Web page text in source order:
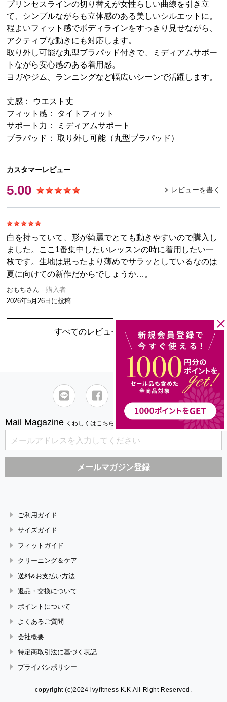
プリンセスラインの切り替えが女性らしい曲線を引き立
て、シンプルながらも立体感のある美しいシルエットに。
程よいフィット感でボディラインをすっきり見せながら、
アクティブな動きにも対応します。
取り外し可能な丸型ブラパッド付きで、ミディアムサポー
トながら安心感のある着用感。
ヨガやジム、ランニングなど幅広いシーンで活躍します。
丈感： ウエスト丈
フィット感： タイトフィット
サポート力： ミディアムサポート
ブラパッド： 取り外し可能（丸型ブラパッド）
カスタマーレビュー
5.00 レビューを書く
白を持っていて、形が綺麗でとても動きやすいので購入し
ました。ここ1番集中したいレッスンの時に着用したい一
枚です。生地は思ったより薄めでサラッとしているなのは
夏に向けての新作だからでしょうか…。
おもちさん
購入者
2026年5月26日 に投稿
すべてのレビューを見る（1件）
Mail Magazine くわしくはこちら
ご利用ガイド
サイズガイド
フィットガイド
クリーニング＆ケア
送料&お支払い方法
返品・交換について
ポイントについて
よくあるご質問
会社概要
特定商取引法に基づく表記
プライバシポリシー
copyright (c)2024 ivyfitness K.K.All Right Reserved.